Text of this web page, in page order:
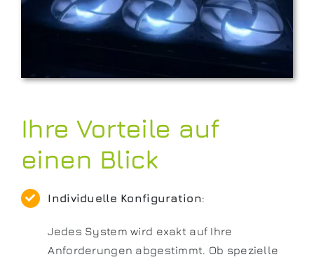
Ihre Vorteile auf
einen Blick
Individuelle Konfiguration:
Jedes System wird exakt auf Ihre
Anforderungen abgestimmt. Ob spezielle